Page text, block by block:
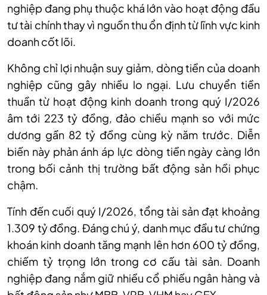
nghiệp đang phụ thuộc khá lớn vào hoạt động đầu
tư tài chính thay vì nguồn thu ổn định từ lĩnh vực kinh
doanh cốt lõi.
Không chỉ lợi nhuận suy giảm, dòng tiền của doanh
nghiệp cũng gây nhiều lo ngại. Lưu chuyển tiền
thuần từ hoạt động kinh doanh trong quý I/2026
âm tới 223 tỷ đồng, đảo chiều mạnh so với mức
dương gần 82 tỷ đồng cùng kỳ năm trước. Diễn
biến này phản ánh áp lực dòng tiền ngày càng lớn
trong bối cảnh thị trường bất động sản hồi phục
chậm.
Tính đến cuối quý I/2026, tổng tài sản đạt khoảng
1.309 tỷ đồng. Đáng chú ý, danh mục đầu tư chứng
khoán kinh doanh tăng mạnh lên hơn 600 tỷ đồng,
chiếm tỷ trọng lớn trong cơ cấu tài sản. Doanh
nghiệp đang nắm giữ nhiều cổ phiếu ngân hàng và